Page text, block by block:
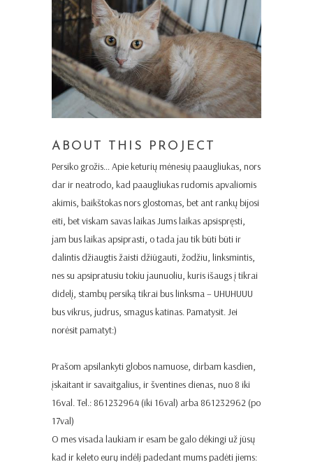
ABOUT THIS PROJECT
Persiko grožis… Apie keturių mėnesių paaugliukas, nors
dar ir neatrodo, kad paaugliukas rudomis apvaliomis
akimis, baikštokas nors glostomas, bet ant rankų bijosi
eiti, bet viskam savas laikas Jums laikas apsispręsti,
jam bus laikas apsiprasti, o tada jau tik būti būti ir
dalintis džiaugtis žaisti džiūgauti, žodžiu, linksmintis,
nes su apsipratusiu tokiu jaunuoliu, kuris išaugs į tikrai
didelį, stambų persiką tikrai bus linksma – UHUHUUU
bus vikrus, judrus, smagus katinas. Pamatysit. Jei
norėsit pamatyt:)
Prašom apsilankyti globos namuose, dirbam kasdien,
įskaitant ir savaitgalius, ir šventines dienas, nuo 8 iki
16val. Tel.: 861232964 (iki 16val) arba 861232962 (po
17val)
O mes visada laukiam ir esam be galo dėkingi už jūsų
kad ir keleto eurų indėlį padedant mums padėti jiems: